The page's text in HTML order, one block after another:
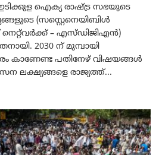
ഐക്യ രാഷ്ട്ര സഭയുടെ
(സസ്റ്റെനെയിബിൾ
– എസ്ഡിജിഎൻ)
2030 ന് മുമ്പായി
കാണേണ്ട പതിനേഴ് വിഷയങ്ങൾ
ലക്ഷ്യങ്ങളെ രാജ്യത്ത്...